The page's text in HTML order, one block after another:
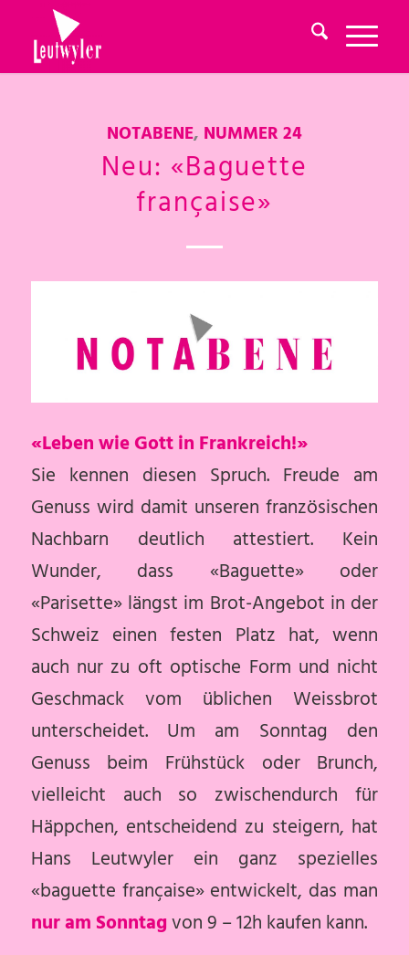
NOTABENE, NUMMER 24
Neu: «Baguette
française»
«Leben wie Gott in Frankreich!»
Sie kennen diesen Spruch. Freude am
Genuss wird damit unseren französischen
Nachbarn deutlich attestiert. Kein
Wunder, dass «Baguette» oder
«Parisette» längst im Brot-Angebot in der
Schweiz einen festen Platz hat, wenn
auch nur zu oft optische Form und nicht
Geschmack vom üblichen Weissbrot
unterscheidet. Um am Sonntag den
Genuss beim Frühstück oder Brunch,
vielleicht auch so zwischendurch für
Häppchen, entscheidend zu steigern, hat
Hans Leutwyler ein ganz spezielles
«baguette française» entwickelt, das man
nur am Sonntagvon 9 – 12h kaufen kann.